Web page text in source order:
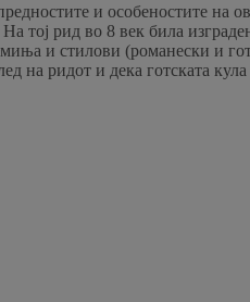
и особеностите на
тој рид во 8 век била
и стилови (романески и
на ридот и дека готската